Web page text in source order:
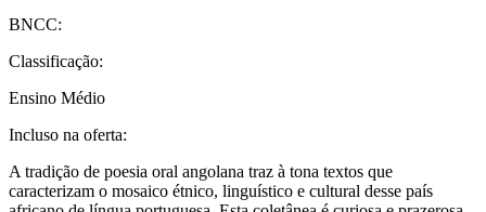
BNCC:
Classificação:
Ensino Médio
Incluso na oferta:
A tradição de poesia oral angolana traz à tona textos que
caracterizam o mosaico étnico, linguístico e cultural desse país